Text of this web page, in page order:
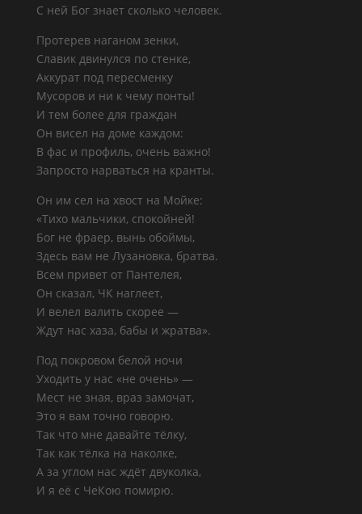
С ней Бог знает сколько человек.
Протерев наганом зенки,
Славик двинулся по стенке,
Аккурат под пересменку
Мусоров и ни к чему понты!
И тем более для граждан
Он висел на доме каждом:
В фас и профиль, очень важно!
Запросто нарваться на кранты.
Он им сел на хвост на Мойке:
«Тихо мальчики, спокойней!
Бог не фраер, вынь обоймы,
Здесь вам не Лузановка, братва.
Всем привет от Пантелея,
Он сказал, ЧК наглеет,
И велел валить скорее —
Ждут нас хаза, бабы и жратва».
Под покровом белой ночи
Уходить у нас «не очень» —
Мест не зная, враз замочат,
Это я вам точно говорю.
Так что мне давайте тёлку,
Так как тёлка на наколке,
А за углом нас ждёт двуколка,
И я её с ЧеКою помирю.